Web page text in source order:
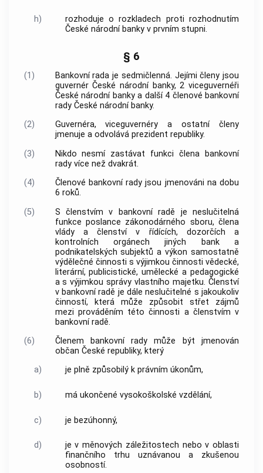
h)
rozhoduje o rozkladech proti rozhodnutím
České národní bankyv prvním stupni.
§ 6
(1)
Bankovní rada je sedmičlenná. Jejími členy jsou
guvernérČeské národní banky, 2 viceguvernéři
České národní bankya další 4 členové bankovní
rady České národní banky.
(2)
Guvernéra, viceguvernéry a ostatní členy
jmenuje a odvolává prezident republiky.
(3)
Nikdo nesmí zastávat funkci člena bankovní
rady více než dvakrát.
(4)
Členové bankovní rady jsou jmenováni na dobu
6 roků.
(5)
S členstvím v bankovní radě je neslučitelná
funkce poslance zákonodárného sboru, člena
vlády a členství v řídících, dozorčích a
kontrolních orgánech jiných
banka
podnikatelských subjektů a výkon samostatně
výdělečné činnosti s výjimkou činnosti vědecké,
literární, publicistické, umělecké a pedagogické
a s výjimkou správy vlastního majetku. Členství
v bankovní radě je dále neslučitelné s jakoukoliv
činností, která může způsobit střet zájmů
mezi prováděním této činnosti a členstvím v
bankovní radě.
(6)
Členem bankovní rady může být jmenován
občan České republiky, který
a)
je plně způsobilý k právním úkonům,
b) má ukončené vysokoškolské vzdělání,
c) je bezúhonný,
d)
je v měnových záležitostech nebo v oblasti
finančního trhu uznávanou a zkušenou
osobností.